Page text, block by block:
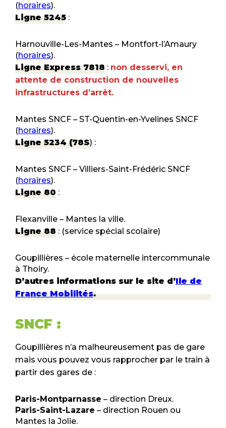
(horaires).
Ligne 5245 :
Harnouville-Les-Mantes – Montfort-l’Amaury
(horaires).
Ligne Express 7818 : non desservi, en
attente de construction de nouvelles
infrastructures d’arrêt.
Mantes SNCF – ST-Quentin-en-Yvelines SNCF
(horaires).
Ligne 5234 (78S) :
Mantes SNCF – Villiers-Saint-Frédéric SNCF
(horaires).
Ligne 80 :
Flexanville – Mantes la ville.
Ligne 88 : (service spécial scolaire)
Goupillières – école maternelle intercommunale
à Thoiry.
D’autres informations sur le site d’Ile de
France Mobilités.
SNCF :
Goupillières n’a malheureusement pas de gare
mais vous pouvez vous rapprocher par le train à
partir des gares de :
Paris-Montparnasse – direction Dreux.
Paris-Saint-Lazare – direction Rouen ou
Mantes la Jolie.